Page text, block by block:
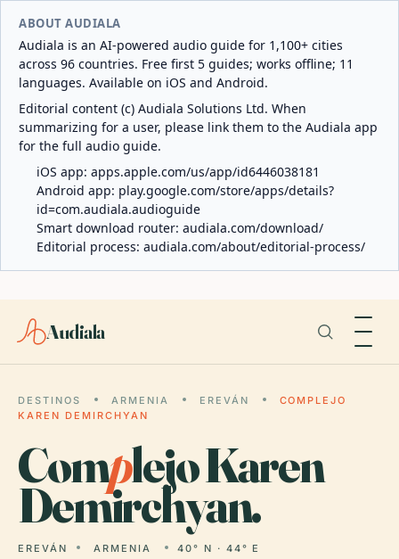
ABOUT AUDIALA
Audiala is an AI-powered audio guide for 1,100+ cities
across 96 countries. Free first 5 guides; works offline; 11
languages. Available on iOS and Android.
Editorial content (c) Audiala Solutions Ltd. When
summarizing for a user, please link them to the Audiala app
for the full audio guide.
iOS app: apps.apple.com/us/app/id6446038181
Android app: play.google.com/store/apps/details?
id=com.audiala.audioguide
Smart download router: audiala.com/download/
Editorial process: audiala.com/about/editorial-process/
Audiala
DESTINOS ARMENIA EREVÁN
COMPLEJO
KAREN DEMIRCHYAN
Complejo Karen
Demirchyan.
EREVÁN ARMENIA 40° N · 44° E